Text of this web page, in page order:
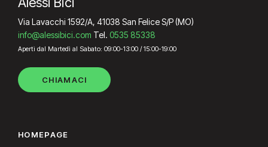
Via Lavacchi 1592/A, 41038 San Felice S/P (MO)
info@alessibici.com Tel. 0535 85338
Aperti dal Martedì al Sabato: 09:00-13:00 / 15:00-19:00
CHIAMACI
HOMEPAGE